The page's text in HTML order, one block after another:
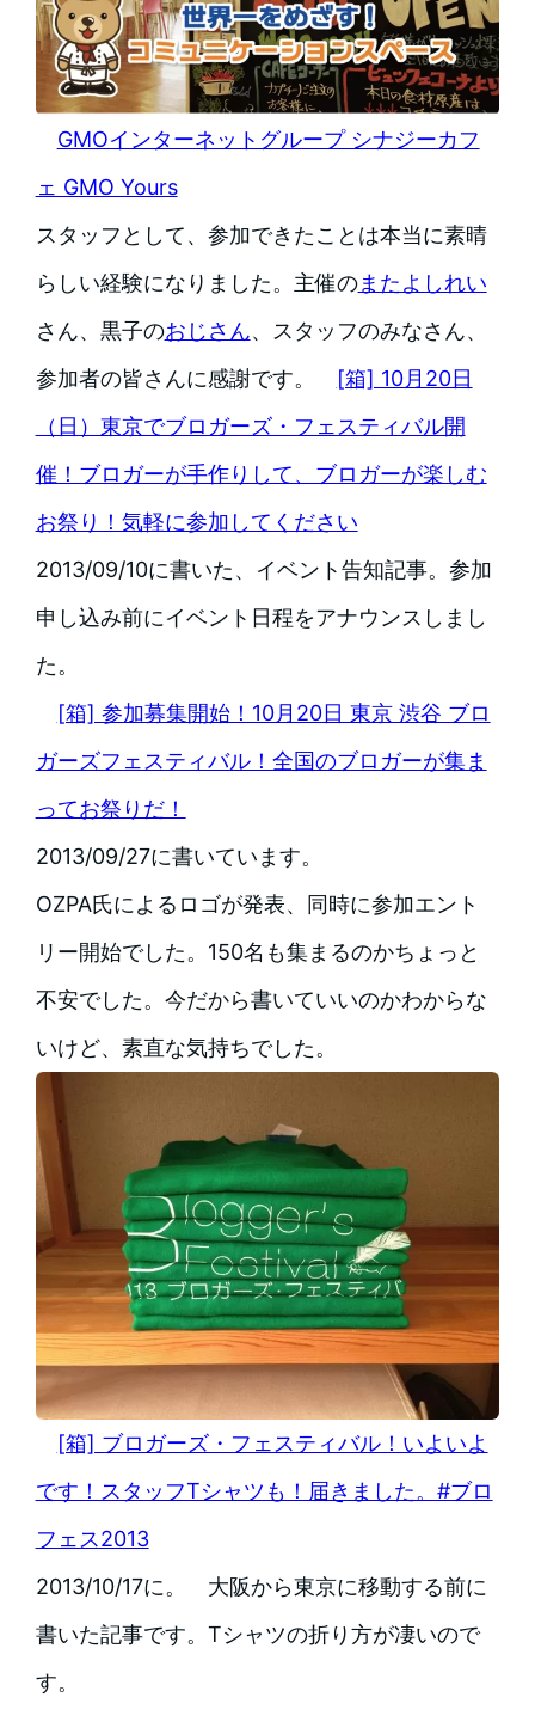
GMOインターネットグループ シナジーカフ
ェ GMO Yours
スタッフとして、参加できたことは本当に素晴
らしい経験になりました。主催のまたよしれい
さん、黒子のおじさん、スタッフのみなさん、
参加者の皆さんに感謝です。
[箱] 10月20日
（日）東京でブロガーズ・フェスティバル開
催！ブロガーが手作りして、ブロガーが楽しむ
お祭り！気軽に参加してください
2013/09/10に書いた、イベント告知記事。参加
申し込み前にイベント日程をアナウンスしまし
た。
[箱] 参加募集開始！10月20日 東京 渋谷 ブロ
ガーズフェスティバル！全国のブロガーが集ま
ってお祭りだ！
2013/09/27に書いています。
OZPA氏によるロゴが発表、同時に参加エント
リー開始でした。150名も集まるのかちょっと
不安でした。今だから書いていいのかわからな
いけど、素直な気持ちでした。
[箱] ブロガーズ・フェスティバル！いよいよ
です！スタッフTシャツも！届きました。#ブロ
フェス2013
2013/10/17に。 大阪から東京に移動する前に
書いた記事です。Tシャツの折り方が凄いので
す。